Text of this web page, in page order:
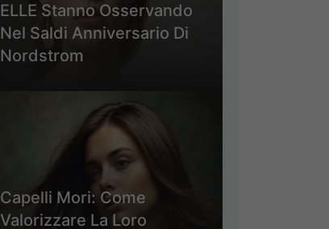
ELLE Stanno Osservando
Nel Saldi Anniversario Di
Nordstrom
Capelli Mori: Come
Valorizzare La Loro